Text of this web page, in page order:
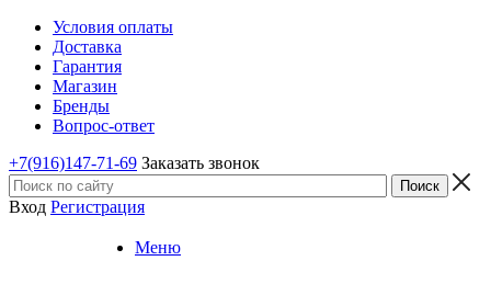
Условия оплаты
Доставка
Гарантия
Магазин
Бренды
Вопрос-ответ
+7(916)147-71-69 Заказать звонок
Вход Регистрация
Меню